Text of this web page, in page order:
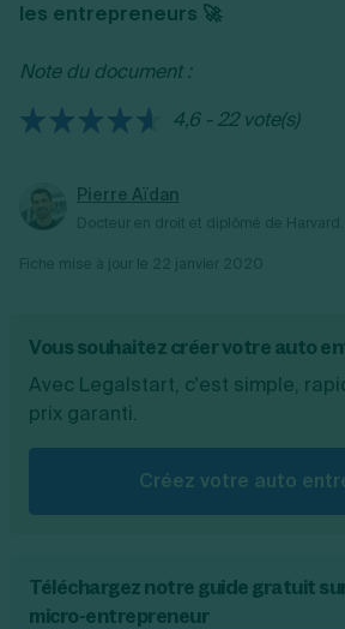
les entrepreneurs 🚀
Note du document :
4,6 - 22 vote(s)
Pierre Aïdan
Vous souhaitez créer votre auto
Avec Legalstart, c'est simple,
prix garanti.
Créez votre auto
Téléchargez notre guide gratuit
micro-entrepreneur